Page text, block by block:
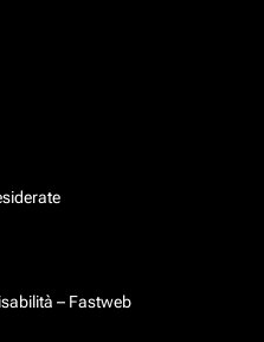
– Fastweb